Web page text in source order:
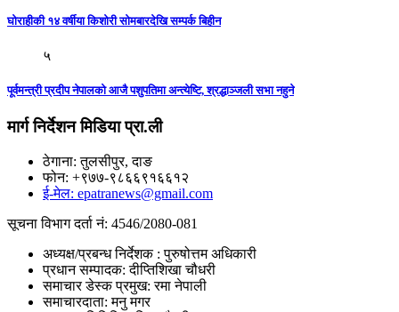
घोराहीकी १४ वर्षीया किशोरी साेमबारदेखि सम्पर्क बिहीन
५
पूर्वमन्त्री प्रदीप नेपालको आजै पशुपतिमा अन्त्येष्टि, श्रद्धाञ्जली सभा नहुने
मार्ग निर्देशन मिडिया प्रा.ली
ठेगाना: तुलसीपुर, दाङ
फोन: +९७७-९८६६९१६६१२
ई-मेल: epatranews@gmail.com
सूचना विभाग दर्ता नं: 4546/2080-081
अध्यक्ष/प्रबन्ध निर्देशक : पुरुषोत्तम अधिकारी
प्रधान सम्पादक: दीप्तिशिखा चौधरी
समाचार डेस्क प्रमुख: रमा नेपाली
समाचारदाता: मनु मगर